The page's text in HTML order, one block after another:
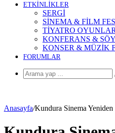
ETKİNLİKLER
SERGİ
SİNEMA & FİLM
TİYATRO
KONFERANS &
KONSER & MÜZİK
FORUMLAR
Anasayfa/Kundura Sinema Yeniden